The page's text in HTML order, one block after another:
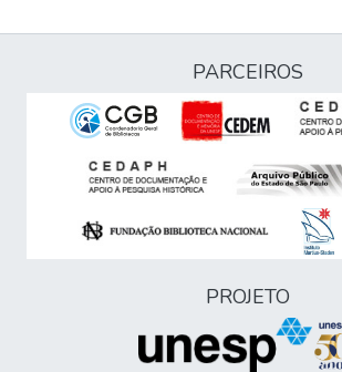
PARCEIROS
PROJETO